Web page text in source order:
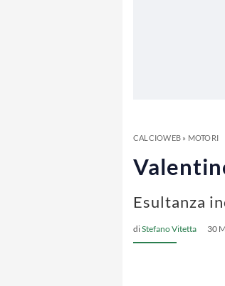
CALCIOWEB» MOTORI
Esultanza
diStefano Vitetta 30